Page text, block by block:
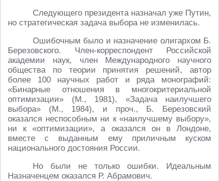
Следующего президента назначал уже Путин,
но стратегическая задача выбора не изменилась.
Ошибочным было и назначение олигархом Б.
Березовского. Член-корреспондент Российской
академии наук, член Международного научного
общества по теории принятия решений, автор
более 100 научных работ и ряда монографий:
«Бинарные отношения в многокритериальной
оптимизации» (М., 1981), «Задача наилучшего
выбора» (М., 1984), и проч., Б. Березовский
оказался неспособным ни к «наилучшему выбору»,
ни к «оптимизации», а оказался он в Лондоне,
вместе с выданным ему приличным куском
национального достояния России.
Но были не только ошибки. Идеальным
Назначенцем оказался Р. Абрамович.